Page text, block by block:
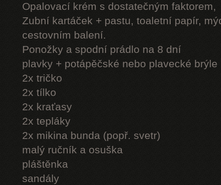
Opalovací krém s dostatečným faktorem,
Zubní kartáček + pastu, toaletní papír,
cestovním balení.
Ponožky a spodní prádlo na 8 dní
plavky + potápěčské nebo plavecké brýle
2x tričko
2x tílko
2x kraťasy
2x tepláky
2x mikina bunda (popř. svetr)
malý ručník a osuška
pláštěnka
sandály